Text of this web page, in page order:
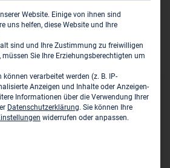
/ Nachhaltigkeit;
Abfall / Altlasten /
/ Hydrologie;
/ Luftschadstoffprognosen
mbH
Website. Einige von ihnen sind
uns helfen, diese Website und Ihre
sind und Ihre Zustimmung zu freiwilligen
müssen Sie Ihre Erziehungsberechtigten um
können verarbeitet werden (z. B. IP-
Anzeigen und Inhalte oder Anzeigen-
Informationen über die Verwendung Ihrer
Datenschutzerklärung. Sie können Ihre
widerrufen oder anpassen.
Service-Gruppen, für die eine